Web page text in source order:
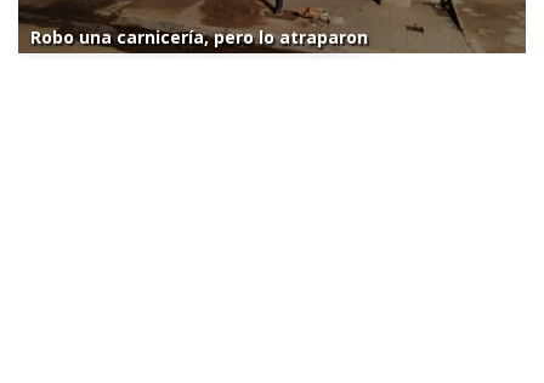
Robo una carnicería, pero lo atraparon